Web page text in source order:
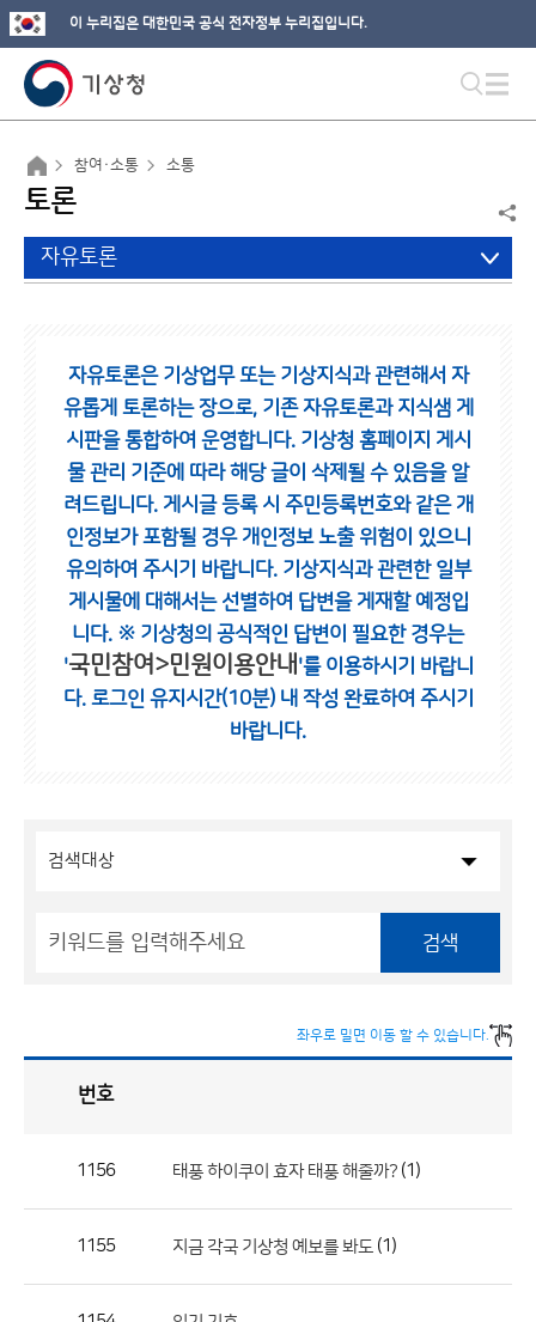
이 누리집은 대한민국 공식 전자정부 누리집입니다.
참여·소통 소통
토론
자유토론
자유토론은 기상업무 또는 기상지식과 관련해서 자
유롭게 토론하는 장으로, 기존 자유토론과 지식샘 게
시판을 통합하여 운영합니다. 기상청 홈페이지 게시
물 관리 기준에 따라 해당 글이 삭제될 수 있음을 알
려드립니다. 게시글 등록 시 주민등록번호와 같은 개
인정보가 포함될 경우 개인정보 노출 위험이 있으니
유의하여 주시기 바랍니다. 기상지식과 관련한 일부
게시물에 대해서는 선별하여 답변을 게재할 예정입
니다. ※ 기상청의 공식적인 답변이 필요한 경우는
'국민참여>민원이용안내 '를 이용하시기 바랍니
다. 로그인 유지시간(10분) 내 작성 완료하여 주시기
바랍니다.
검색
좌우로 밀면 이동 할 수 있습니다.
론
번호
1156 태풍 하이쿠이 효자 태풍 해줄까? (1)
1155 지금 각국 기상청 예보를 봐도 (1)